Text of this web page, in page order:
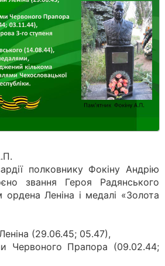
полковнику Фокіну Андрію
звання Героя Радянського
Леніна і медалі «Золота
(29.06.45; 05.47),
Червоного Прапора (09.02.44;